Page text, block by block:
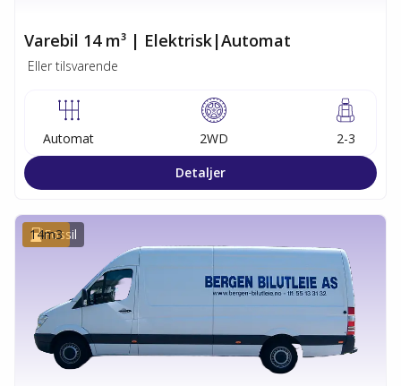
Varebil 14 m³ | Elektrisk|Automat
Eller tilsvarende
Automat 2WD
2-3
Detaljer
Fossil
14m3